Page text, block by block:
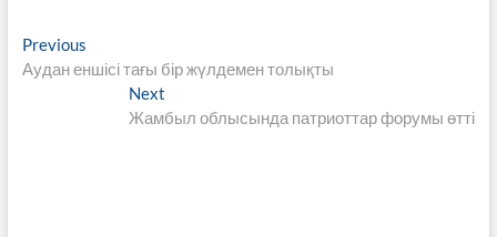
Навигация
по
записям
PreviousPrevious
post:
Аудан еншісі тағы бір жүлдемен толықты
Next
post:
Жамбыл облысында патриоттар форумы өтті